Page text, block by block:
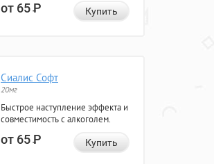
от 65Р Купить
Сиалис Софт
20мг
Быстрое наступление эффекта и
совместимость с алкоголем.
от 65Р Купить